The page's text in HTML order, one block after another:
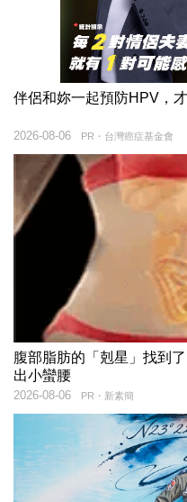
伴侶和妳一起預防HPV，
PR・台灣癌症基金會
2026-08-06
腹部脂肪的「剋星」找到
出小蠻腰
PR・新素簡
2026-08-06